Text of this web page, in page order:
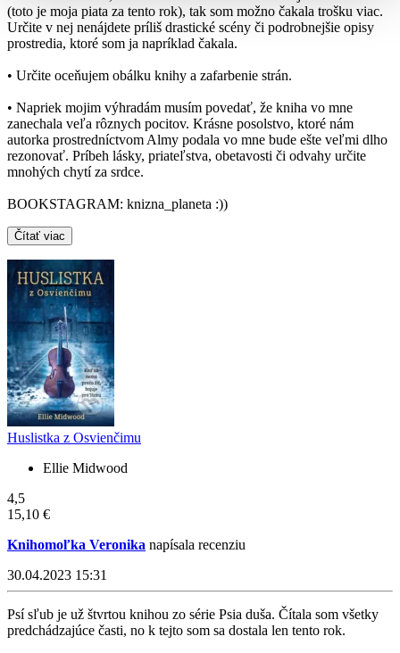
(toto je moja piata za tento rok), tak som možno čakala trošku viac.
Určite v nej nenájdete príliš drastické scény či podrobnejšie opisy
prostredia, ktoré som ja napríklad čakala.
• Určite oceňujem obálku knihy a zafarbenie strán.
• Napriek mojim výhradám musím povedať, že kniha vo mne
zanechala veľa rôznych pocitov. Krásne posolstvo, ktoré nám
autorka prostredníctvom Almy podala vo mne bude ešte veľmi dlho
rezonovať. Príbeh lásky, priateľstva, obetavosti či odvahy určite
mnohých chytí za srdce.
BOOKSTAGRAM: knizna_planeta :))
Čítať viac
Huslistka z Osvienčimu
Ellie Midwood
4,5
15,10 €
Knihomoľka Veronika napísala recenziu
30.04.2023 15:31
Psí sľub je už štvrtou knihou zo série Psia duša. Čítala som všetky
predchádzajúce časti, no k tejto som sa dostala len tento rok.